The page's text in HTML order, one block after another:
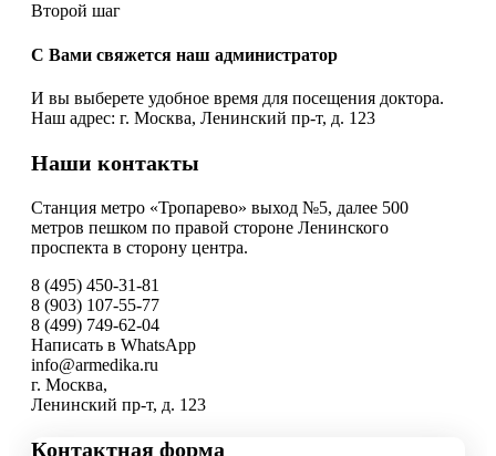
Второй шаг
С Вами свяжется наш администратор
И вы выберете удобное время для посещения доктора.
Наш адрес: г. Москва, Ленинский пр-т, д. 123
Наши контакты
Станция метро «Тропарево» выход №5, далее 500
метров пешком по правой стороне Ленинского
проспекта в сторону центра.
8 (495) 450-31-81
8 (903) 107-55-77
8 (499) 749-62-04
Написать в WhatsApp
info@armedika.ru
г. Москва,
Ленинский пр-т, д. 123
Контактная форма